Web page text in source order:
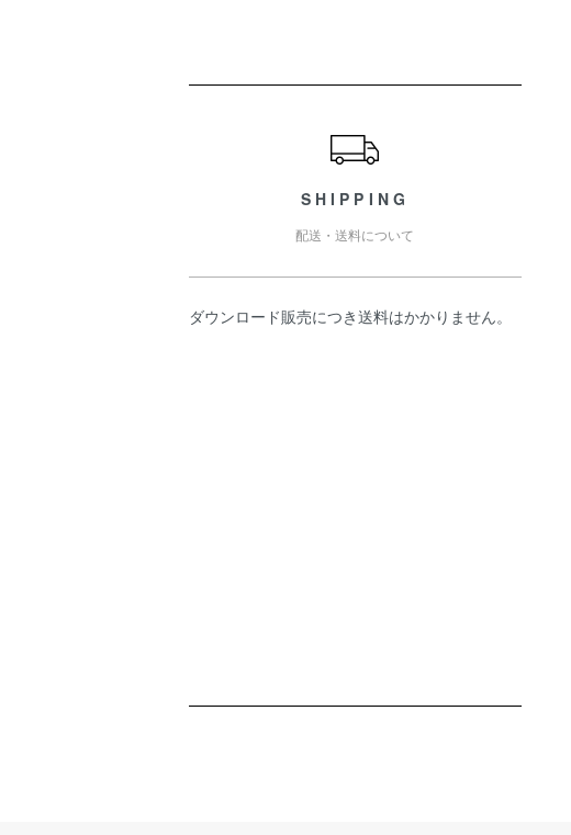
SHIPPING
配送・送料について
ダウンロード販売につき送料はかかりません。